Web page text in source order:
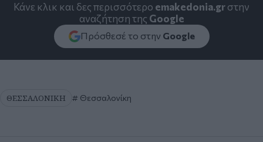
Κάνε κλικ και δες περισσότερο emakedonia.grστην
αναζήτηση της Google
Πρόσθεσέ το στην Google
ΘΕΣΣΑΛΟΝΙΚΗ Θεσσαλονίκη